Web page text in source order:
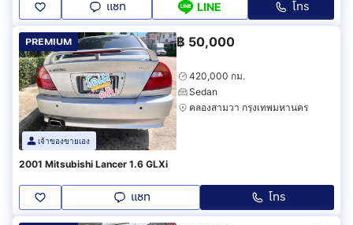
แชท LINE โทร
PREMIUM
เจ้าของขายเอง
฿ 50,000
420,000 กม.
Sedan
คลองสามวา กรุงเทพมหานคร
2001 Mitsubishi Lancer 1.6 GLXi
แชท โทร